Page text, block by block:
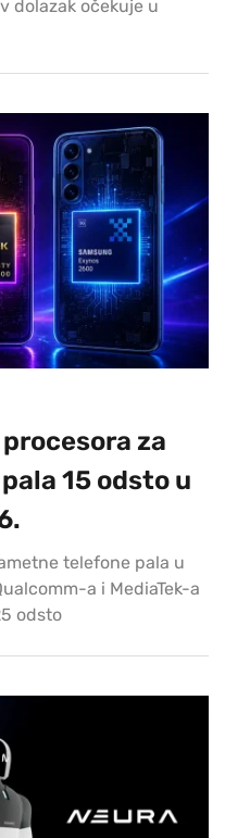
dolazak očekuje u
za
15 odsto u
telefone pala u
a i MediaTek-a
odsto